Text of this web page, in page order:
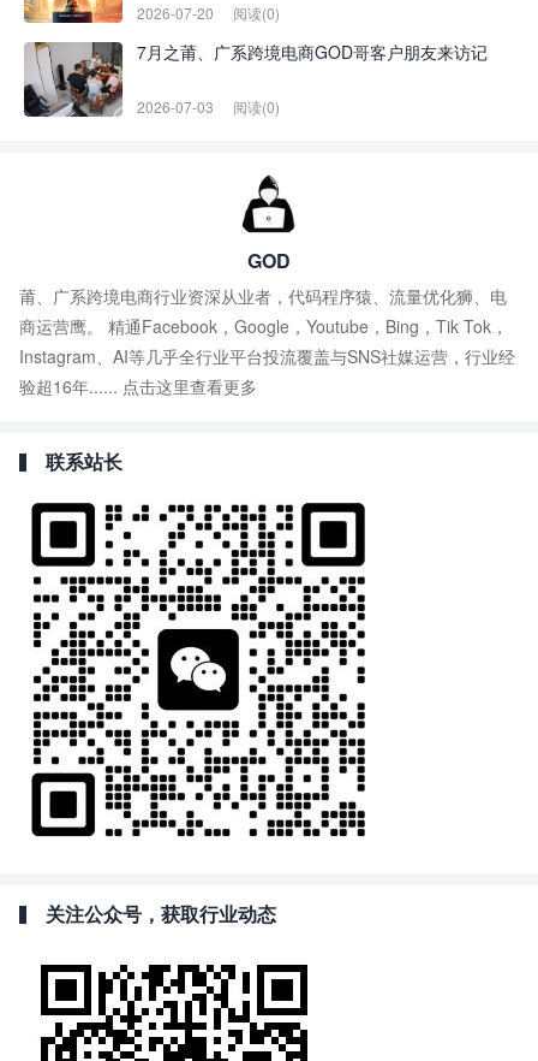
2026-07-20 阅读(0)
7月之莆、广系跨境电商GOD哥客户朋友来访记
2026-07-03 阅读(0)
GOD
莆、广系跨境电商行业资深从业者，代码程序猿、流量优化狮、电
商运营鹰。 精通Facebook，Google，Youtube，Bing，Tik Tok，
Instagram、AI等几乎全行业平台投流覆盖与SNS社媒运营，行业经
验超16年...... 点击这里查看更多
联系站长
关注公众号，获取行业动态